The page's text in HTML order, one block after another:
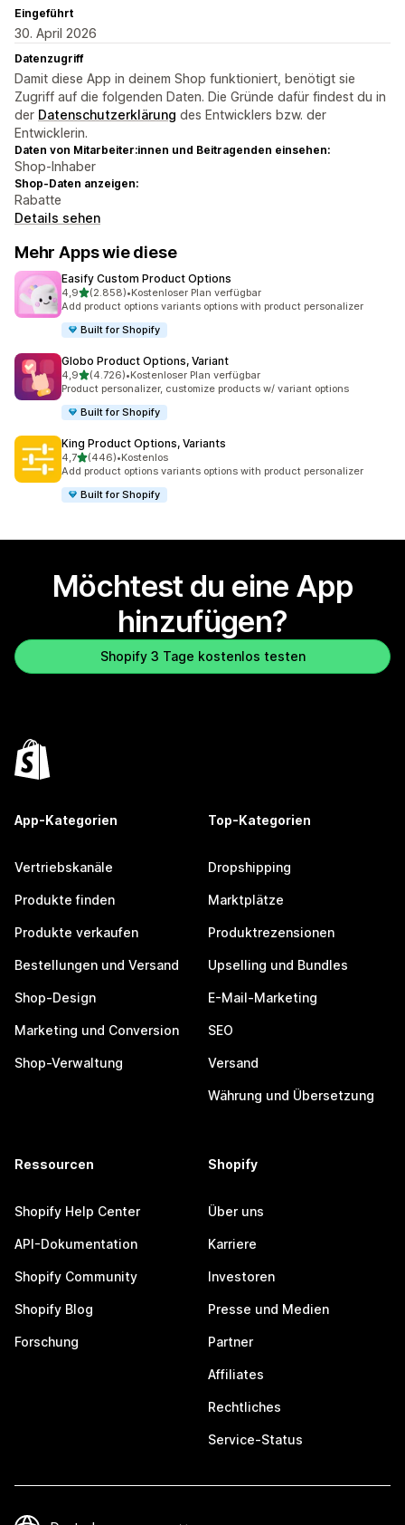
Eingeführt
30. April 2026
Datenzugriff
Damit diese App in deinem Shop funktioniert, benötigt sie
Zugriff auf die folgenden Daten. Die Gründe dafür findest du in
der Datenschutzerklärung des Entwicklers bzw. der
Entwicklerin.
Daten von Mitarbeiter:innen und Beitragenden einsehen:
Shop-Inhaber
Shop-Daten anzeigen:
Rabatte
Details sehen
Mehr Apps wie diese
Easify Custom Product Options
4,9von 5 Sternen
(2.858)
2858 Rezensionen insgesamt
•Kostenloser Plan verfügbar
Add product options variants options with product personalizer
Built for Shopify
Globo Product Options, Variant
4,9von 5 Sternen
(4.726)
4726 Rezensionen insgesamt
•Kostenloser Plan verfügbar
Product personalizer, customize products w/ variant options
Built for Shopify
King Product Options, Variants
4,7von 5 Sternen
(446)
446 Rezensionen insgesamt
•Kostenlos
Add product options variants options with product personalizer
Built for Shopify
Möchtest du eine App
hinzufügen?
Shopify 3 Tage kostenlos testen
App-Kategorien
Vertriebskanäle
Produkte finden
Produkte verkaufen
Bestellungen und Versand
Shop-Design
Marketing und Conversion
Shop-Verwaltung
Top-Kategorien
Dropshipping
Marktplätze
Produktrezensionen
Upselling und Bundles
E-Mail-Marketing
SEO
Versand
Währung und Übersetzung
Ressourcen
Shopify Help Center
API-Dokumentation
Shopify Community
Shopify Blog
Forschung
Shopify
Über uns
Karriere
Investoren
Presse und Medien
Partner
Affiliates
Rechtliches
Service-Status